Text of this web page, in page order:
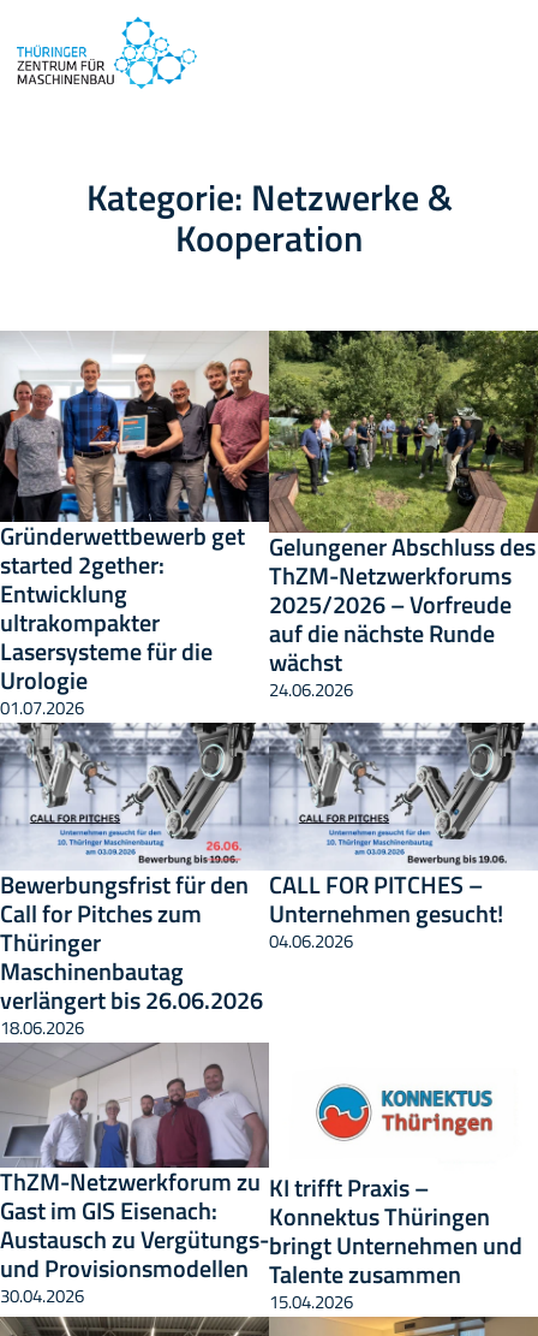
Kategorie: Netzwerke &
Kooperation
Gründerwettbewerb get
started 2gether:
Entwicklung
ultrakompakter
Lasersysteme für die
Urologie
01.07.2026
Gelungener Abschluss des
ThZM-Netzwerkforums
2025/2026 – Vorfreude
auf die nächste Runde
wächst
24.06.2026
Bewerbungsfrist für den
Call for Pitches zum
Thüringer
Maschinenbautag
verlängert bis 26.06.2026
18.06.2026
CALL FOR PITCHES –
Unternehmen gesucht!
04.06.2026
ThZM-Netzwerkforum zu
Gast im GIS Eisenach:
Austausch zu Vergütungs-
und Provisionsmodellen
30.04.2026
KI trifft Praxis –
Konnektus Thüringen
bringt Unternehmen und
Talente zusammen
15.04.2026